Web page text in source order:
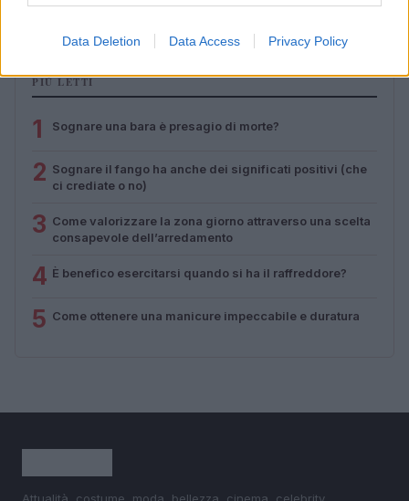
Data Deletion Data Access Privacy Policy
Camilla Fiore · 7 Ago 2026
PIÙ LETTI
1 Sognare una bara è presagio di morte?
2 Sognare il fango ha anche dei significati positivi (che
ci crediate o no)
3 Come valorizzare la zona giorno attraverso una scelta
consapevole dell’arredamento
4 È benefico esercitarsi quando si ha il raffreddore?
5 Come ottenere una manicure impeccabile e duratura